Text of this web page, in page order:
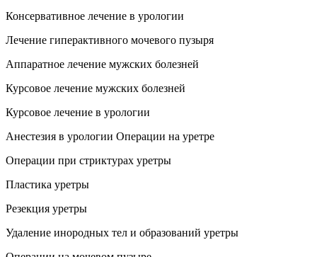
Консервативное лечение в урологии
Лечение гиперактивного мочевого пузыря
Аппаратное лечение мужских болезней
Курсовое лечение мужских болезней
Курсовое лечение в урологии
Анестезия в урологии Операции на уретре
Операции при стриктурах уретры
Пластика уретры
Резекция уретры
Удаление инородных тел и образований уретры